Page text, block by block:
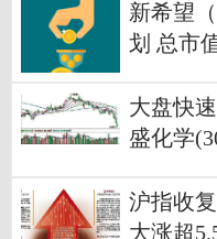
新希望
划 总市
大盘快
盛化学
沪指收
大涨超